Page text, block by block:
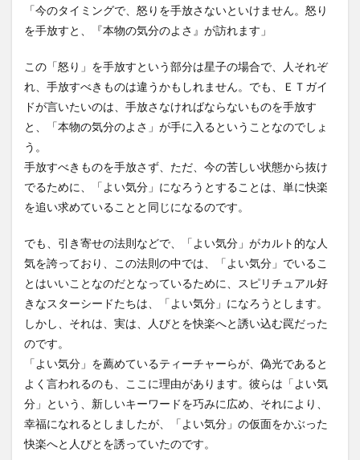
「今のタイミングで、怒りを手放さないといけません。怒り
を手放すと、『本物の気分のよさ』が訪れます」
この「怒り」を手放すという部分は星子の場合で、人それぞ
れ、手放すべきものは違うかもしれません。でも、ＥＴガイ
ドが言いたいのは、手放さなければならないものを手放す
と、「本物の気分のよさ」が手に入るということなのでしょ
う。
手放すべきものを手放さず、ただ、今の苦しい状態から抜け
でるために、「よい気分」になろうとすることは、単に快楽
を追い求めていることと同じになるのです。
でも、引き寄せの法則などで、「よい気分」がカルト的な人
気を誇っており、この法則の中では、「よい気分」でいるこ
とはいいことなのだとなっているために、スピリチュアル好
きなスターシードたちは、「よい気分」になろうとします。
しかし、それは、実は、人びとを快楽へと誘い込む罠だった
のです。
「よい気分」を薦めているティーチャーらが、偽光であると
よく言われるのも、ここに理由があります。彼らは「よい気
分」という、新しいキーワードを巧みに広め、それにより、
幸福になれるとしましたが、「よい気分」の仮面をかぶった
快楽へと人びとを誘っていたのです。